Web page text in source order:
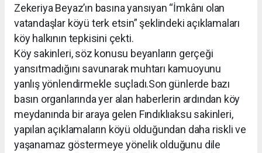
Zekeriya Beyaz’ın basına yansıyan “İmkânı olan
vatandaşlar köyü terk etsin” şeklindeki açıklamaları
köy halkının tepkisini çekti.
Köy sakinleri, söz konusu beyanların gerçeği
yansıtmadığını savunarak muhtarı kamuoyunu
yanlış yönlendirmekle suçladı.Son günlerde bazı
basın organlarında yer alan haberlerin ardından köy
meydanında bir araya gelen Fındıklıaksu sakinleri,
yapılan açıklamaların köyü olduğundan daha riskli ve
yaşanamaz göstermeye yönelik olduğunu dile